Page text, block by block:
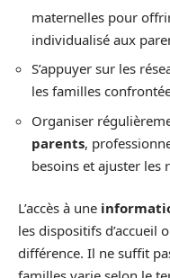
maternelles pour
individualisé aux
S’appuyer sur les
les familles
Organiser
parents,
besoins et ajuster les
L’accès à une
les dispositifs d’accueil
différence. Il ne suffit